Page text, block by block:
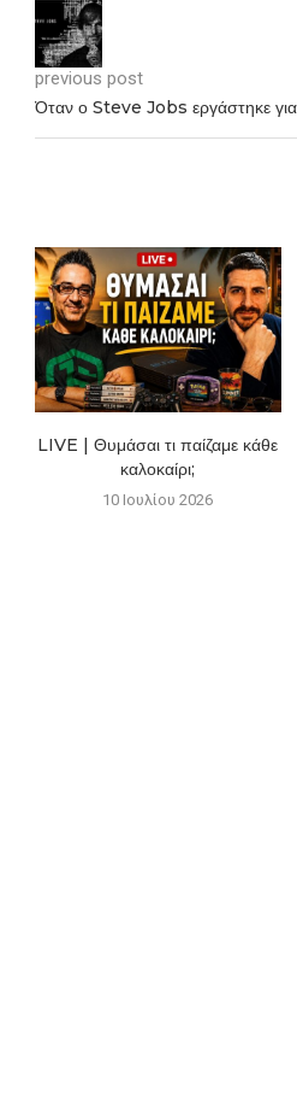
previous post
Όταν ο Steve Jobs εργάστηκε
LIVE | Θυμάσαι τι παίζαμε κάθε
καλοκαίρι;
10 Ιουλίου 2026